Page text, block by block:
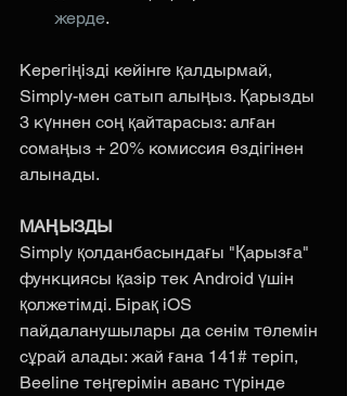
жерде.
Керегіңізді кейінге қалдырмай,
Simply-мен сатып алыңыз. Қарызды
3 күннен соң қайтарасыз: алған
сомаңыз + 20% комиссия өздігінен
алынады.
МАҢЫЗДЫ
Simply қолданбасындағы "Қарызға"
функциясы қазір тек Android үшін
қолжетімді. Бірақ iOS
пайдаланушылары да сенім төлемін
сұрай алады: жай ғана 141# теріп,
Beeline теңгерімін аванс түрінде